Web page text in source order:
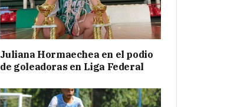
Juliana Hormaechea en el podio
de goleadoras en Liga Federal